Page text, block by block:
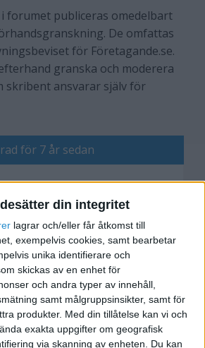
din integritet
lagrar och/eller får åtkomst till
exempelvis cookies, samt bearbetar
unika identifierare och
skickas av en enhet för
och andra typer av innehåll,
samt målgruppsinsikter, samt för
produkter. Med din tillåtelse kan vi och
exakta uppgifter om geografisk
via skanning av enheten. Du kan
forumet publiceras omedelbart
De omfattas
för Företagande.se.
granska och moderera
skribent ansvarar själv för
för 7 år sedan
Skriv svar
konkurs